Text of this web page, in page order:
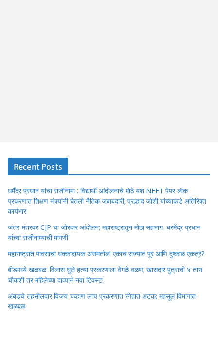
Recent Posts
धर्मेंद्र प्रधान यांचा राजीनामा : विद्यार्थी आंदोलनाचे मोठे यश NEET पेपर लीक
प्रकरणात शिक्षण मंत्र्यांनी घेतली नैतिक जबाबदारी; प्रल्हाद जोशी यांच्याकडे अतिरिक्त
कार्यभार
जंतर-मंतरवर CJP चा जोरदार आंदोलन; महाराष्ट्रातून मोठा सहभाग, धरमेंद्र प्रधान
यांच्या राजीनाम्याची मागणी
महाराष्ट्रात पावसाचा धक्कादायक असमतोल! एकाच राज्यात पूर आणि दुष्काळ एकत्र?
बीडमध्ये खळबळ: विलास घुले हत्या प्रकरणाला वेगळे वळण; खासदार पुत्राची ४ तास
चौकशी तर महिलेच्या दाव्याने नवा ट्विस्ट!
अंबडचे तहसीलदार विजय चव्हाण लाच प्रकरणात रंगेहात अटक; महसूल विभागात
खळबळ